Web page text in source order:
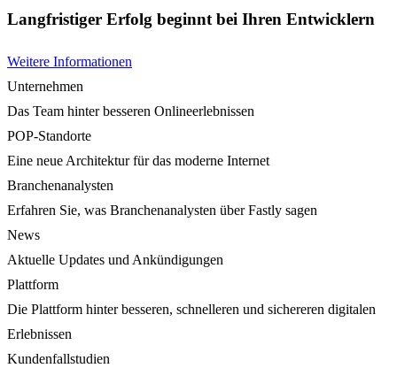
Langfristiger Erfolg beginnt bei Ihren Entwicklern
Weitere Informationen
Unternehmen
Das Team hinter besseren Onlineerlebnissen
POP-Standorte
Eine neue Architektur für das moderne Internet
Branchenanalysten
Erfahren Sie, was Branchenanalysten über Fastly sagen
News
Aktuelle Updates und Ankündigungen
Plattform
Die Plattform hinter besseren, schnelleren und sichereren digitalen
Erlebnissen
Kundenfallstudien